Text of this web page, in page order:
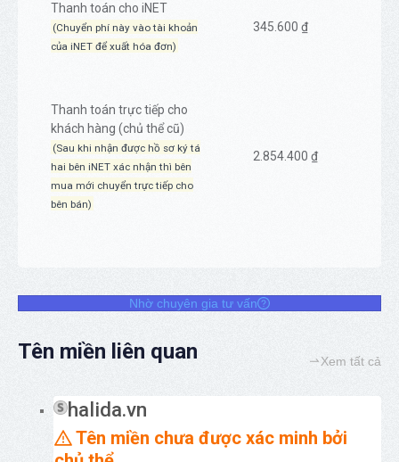
Thanh toán cho iNET
(Chuyển phí này vào tài khoản
của iNET để xuất hóa đơn)
345.600 ₫
Thanh toán trực tiếp cho
khách hàng (chủ thể cũ)
(Sau khi nhận được hồ sơ ký tá
hai bên iNET xác nhận thì bên
mua mới chuyển trực tiếp cho
bên bán)
2.854.400 ₫
Nhờ chuyên gia tư vấn
Tên miền liên quan Xem tất cả
halida.vn
Tên miền chưa được xác minh bởi